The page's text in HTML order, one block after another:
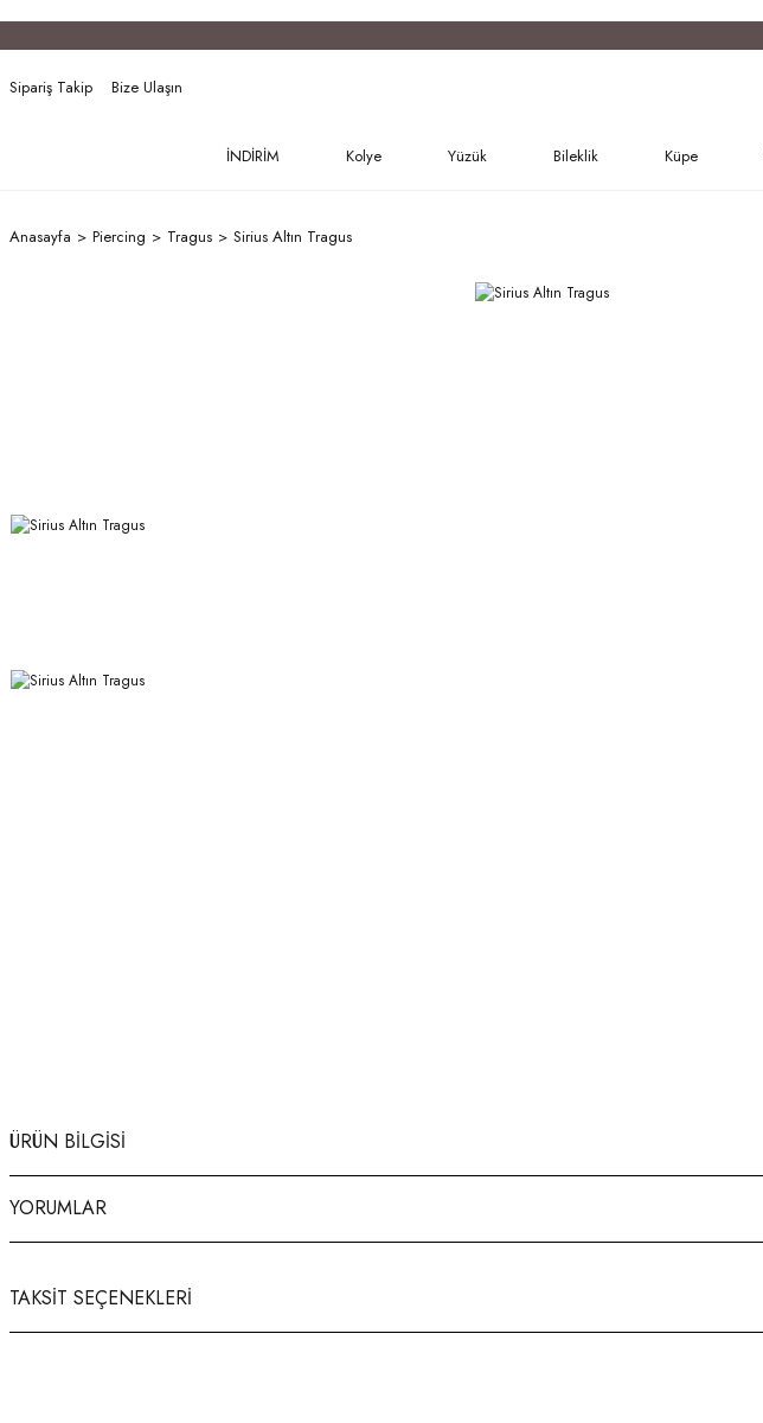
Sipariş Takip Bize Ulaşın
İNDİRİM Kolye Yüzük Bileklik Küpe
Anasayfa Piercing Tragus Sirius Altın Tragus
ÜRÜN BILGISI
YORUMLAR
TAKSIT SEÇENEKLERI